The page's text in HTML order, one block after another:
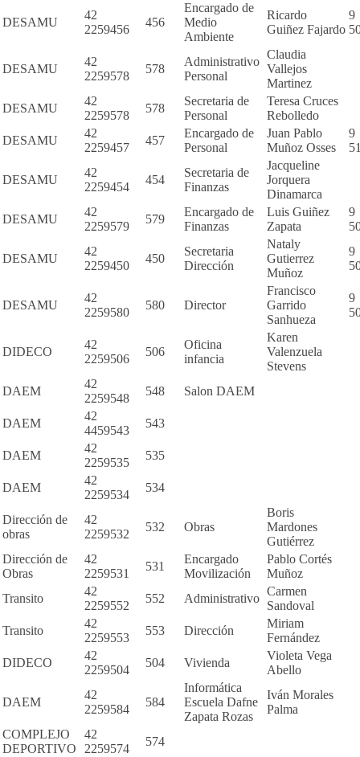
DESAMU
42
2259456
456
Encargado de
Medio
Ambiente
Ricardo
Guiñez Fajardo
9
DESAMU
42
2259578
578
Administrativo
Personal
Claudia
Vallejos
Martinez
DESAMU
42
2259578
578
Secretaria de
Personal
Teresa Cruces
Rebolledo
DESAMU
42
2259457
457
Encargado de
Personal
Juan Pablo
Muñoz Osses
9
DESAMU
42
2259454
454
Secretaria de
Finanzas
Jacqueline
Jorquera
Dinamarca
DESAMU
42
2259579
579
Encargado de
Finanzas
Luis Guiñez
Zapata
9
DESAMU
42
2259450
450
Secretaria
Dirección
Nataly
Gutierrez
Muñoz
9
DESAMU
42
2259580
580 Director
Francisco
Garrido
Sanhueza
9
DIDECO
42
2259506
506
Oficina
infancia
Karen
Valenzuela
Stevens
DAEM
42
2259548
548 Salon DAEM
DAEM
42
4459543
543
DAEM
42
2259535
535
DAEM
42
2259534
534
Dirección de
obras
42
2259532
532 Obras
Boris
Mardones
Gutiérrez
Dirección de
Obras
42
2259531
531
Encargado
Movilización
Pablo Cortés
Muñoz
Transito
42
2259552
552 Administrativo
Carmen
Sandoval
Transito
42
2259553
553 Dirección
Miriam
Fernández
DIDECO
42
2259504
504 Vivienda
Violeta Vega
Abello
DAEM
42
2259584
584
Informática
Escuela Dafne
Zapata Rozas
Iván Morales
Palma
COMPLEJO
DEPORTIVO
42
2259574
574